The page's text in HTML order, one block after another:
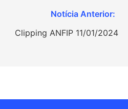
Clipping ANFIP 11/01/2024